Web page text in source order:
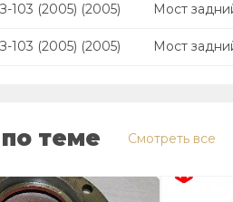
103 (2005) (2005) Мост
103 (2005) (2005) Мост
теме Смотреть все